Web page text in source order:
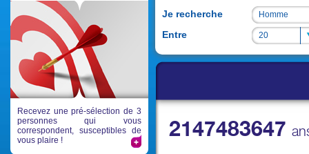
Recevez une pré-sélection de 3
personnes qui vous
correspondent, susceptibles de
vous plaire !
Je recherche Homme
Homme
Entre 20
20
2147483647